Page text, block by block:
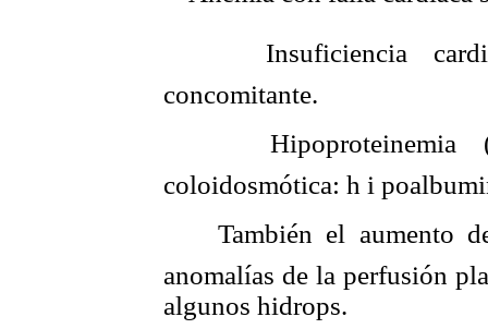
 Insuficiencia
concomitante.
 Hipoproteinemia
coloidosmótica: h i
 También el aumento
anomalías de la perfusión
algunos hidrops.